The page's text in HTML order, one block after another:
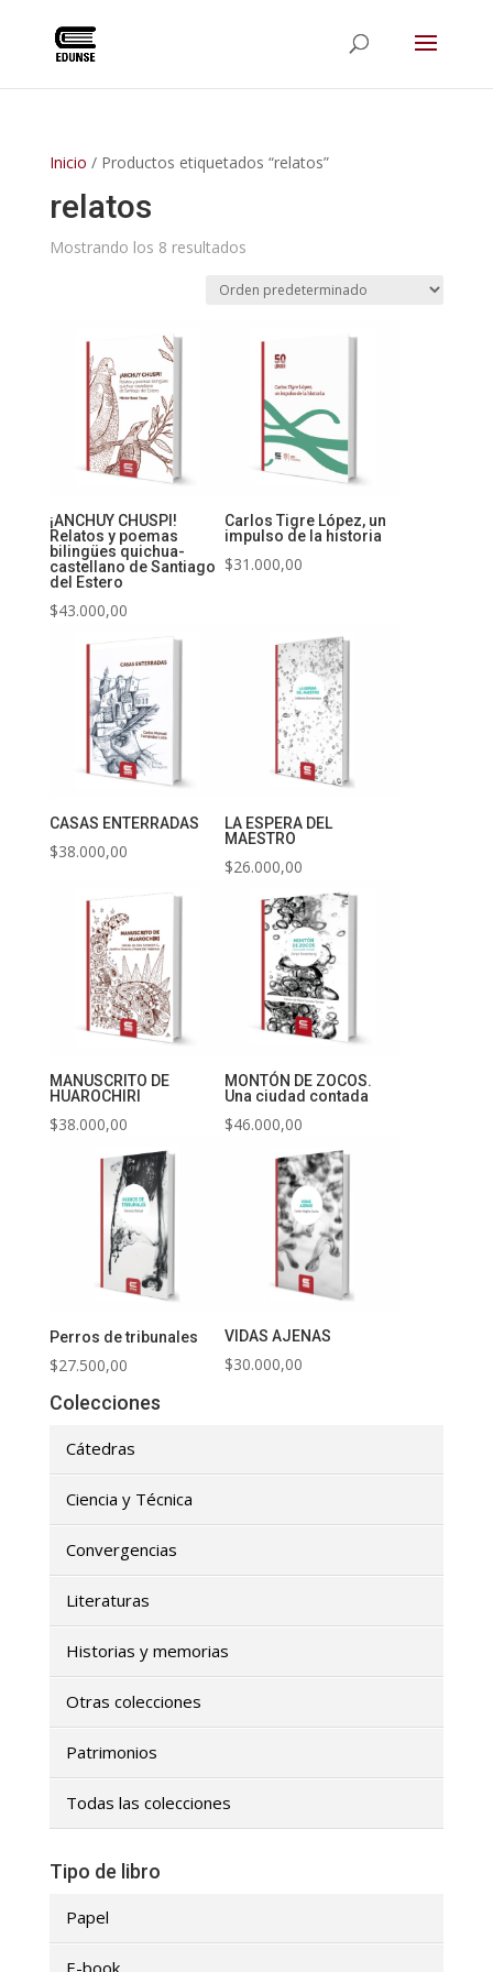
Inicio / Productos etiquetados “relatos”
relatos
Mostrando los 8 resultados
¡ANCHUY CHUSPI!
Relatos y poemas
bilingües quichua-
castellano de Santiago
del Estero
$43.000,00
Carlos Tigre López, un
impulso de la historia
$31.000,00
CASAS ENTERRADAS
$38.000,00
LA ESPERA DEL
MAESTRO
$26.000,00
MANUSCRITO DE
HUAROCHIRI
$38.000,00
MONTÓN DE ZOCOS.
Una ciudad contada
$46.000,00
Perros de tribunales
$27.500,00
VIDAS AJENAS
$30.000,00
Colecciones
Cátedras
Ciencia y Técnica
Convergencias
Literaturas
Historias y memorias
Otras colecciones
Patrimonios
Todas las colecciones
Tipo de libro
Papel